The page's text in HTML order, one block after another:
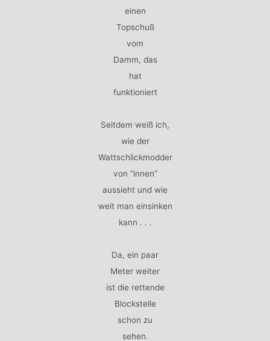
einen
Topschuß
vom
Damm, das
hat
funktioniert
Seitdem weiß ich,
wie der
Wattschlickmodder
von “innen”
aussieht und wie
weit man einsinken
kann . . .
Da, ein paar
Meter weiter
ist die rettende
Blockstelle
schon zu
sehen.